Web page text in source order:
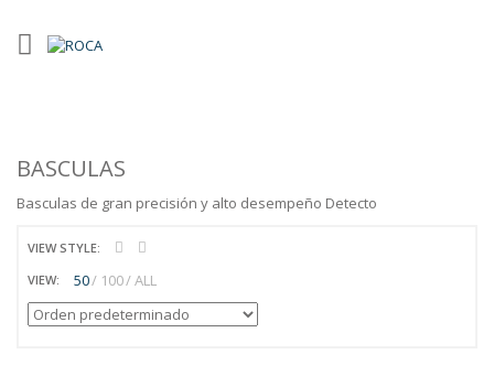
BASCULAS
Basculas de gran precisión y alto desempeño Detecto
VIEW STYLE:
VIEW:
50 100 ALL